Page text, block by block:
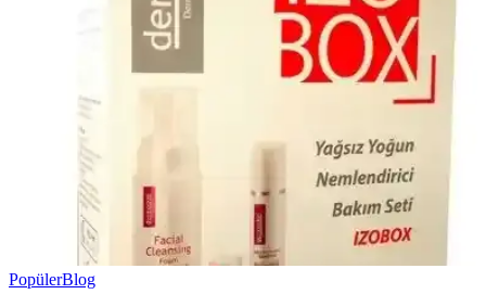
PopülerBlog